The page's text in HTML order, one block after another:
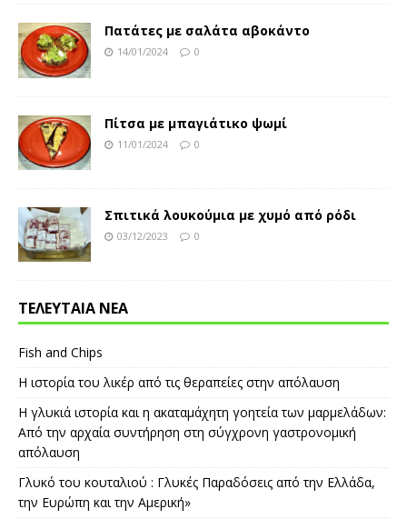
Πατάτες με σαλάτα αβοκάντο
14/01/2024 0
Πίτσα με μπαγιάτικο ψωμί
11/01/2024 0
Σπιτικά λουκούμια με χυμό από ρόδι
03/12/2023 0
ΤΕΛΕΥΤΑΙΑ ΝΕΑ
Fish and Chips
Η ιστορία του λικέρ από τις θεραπείες στην απόλαυση
Η γλυκιά ιστορία και η ακαταμάχητη γοητεία των μαρμελάδων:
Από την αρχαία συντήρηση στη σύγχρονη γαστρονομική
απόλαυση
Γλυκό του κουταλιού : Γλυκές Παραδόσεις από την Ελλάδα,
την Ευρώπη και την Αμερική»